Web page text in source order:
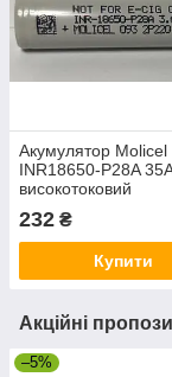
Акумулятор Molicel
INR18650-P28A 35A
високотоковий
232 ₴
Купити
Акційні
–5%